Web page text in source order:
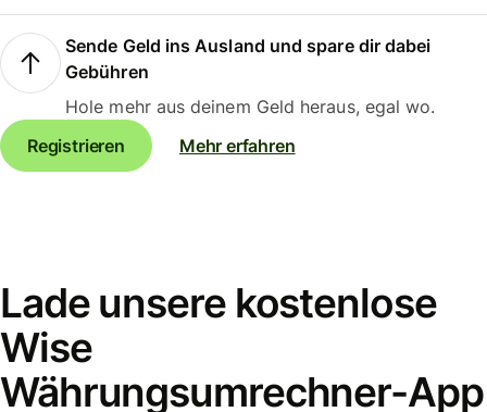
Sende Geld ins Ausland und spare dir dabei
Gebühren
Hole mehr aus deinem Geld heraus, egal wo.
Registrieren
Mehr erfahren
Lade unsere kostenlose
Wise
Währungsumrechner-App